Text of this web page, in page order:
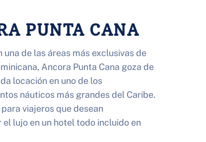
PUNTA CANA
una de las áreas más exclusivas de
Ancora Punta Cana goza de
locación en uno de los
náuticos más grandes del Caribe.
viajeros que desean
lujo en un hotel todo incluido en